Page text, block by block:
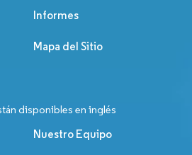
Informes
Mapa del Sitio
disponibles en inglés
Nuestro Equipo